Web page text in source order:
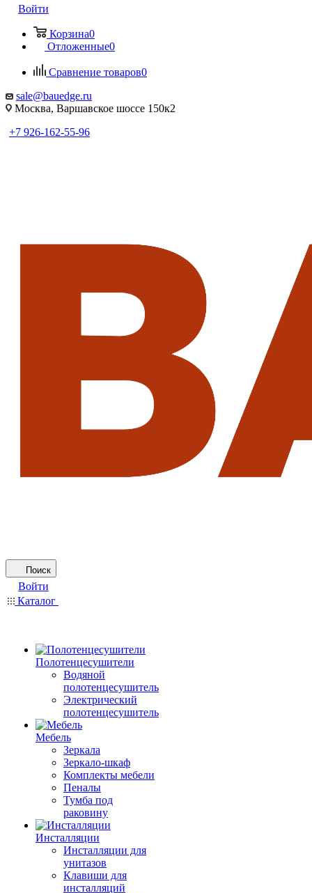
Войти
Корзина0
Отложенные0
Сравнение товаров0
sale@bauedge.ru
Москва, Варшавское шоссе 150к2
+7 926-162-55-96
Поиск
Войти
Каталог
Полотенцесушители
Водяной
полотенцесушитель
Электрический
полотенцесушитель
Мебель
Зеркала
Зеркало-шкаф
Комплекты мебели
Пеналы
Тумба под
раковину
Инсталляции
Инсталляции для
унитазов
Клавиши для
инсталляций